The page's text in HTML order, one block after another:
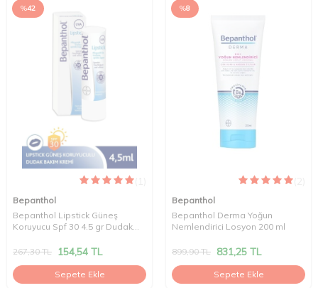
%42
Bepanthol
Bepanthol Lipstick Güneş
Koruyucu Spf 30 4.5 gr Dudak
267,30TL 154,54 TL
Sepete Ekle
%8
Bepanthol
Bepanthol Derma Yoğun
Nemlendirici Losyon 200 ml
899,90TL 831,25 TL
Sepete Ekle